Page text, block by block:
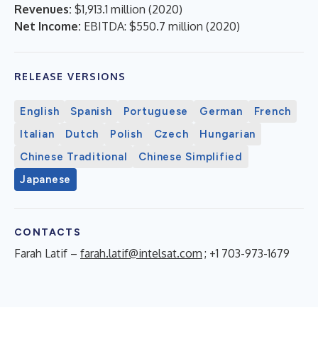
Revenues: $1,913.1 million (2020)
Net Income: EBITDA: $550.7 million (2020)
RELEASE VERSIONS
English Spanish Portuguese German
French
Italian
Dutch Polish Czech
Hungarian
Chinese Traditional
Chinese Simplified
Japanese
CONTACTS
Farah Latif – farah.latif@intelsat.com ; +1 703-973-1679